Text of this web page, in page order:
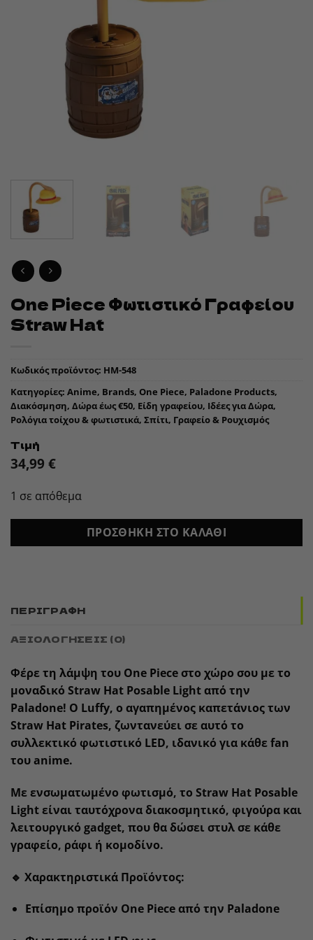
One Piece Φωτιστικό Γραφείου
Straw Hat
Κωδικός προϊόντος: HM-548
Κατηγορίες: Anime, Brands, One Piece, Paladone Products,
Διακόσμηση, Δώρα έως €50, Είδη γραφείου, Ιδέες για Δώρα,
Ρολόγια τοίχου & φωτιστικά, Σπίτι, Γραφείο & Ρουχισμός
Τιμή
34,99 €
1 σε απόθεμα
ΠΡΟΣΘΉΚΗ ΣΤΟ ΚΑΛΆΘΙ
ΠΕΡΙΓΡΑΦΉ
ΑΞΙΟΛΟΓΉΣΕΙΣ (0)
Φέρε τη λάμψη του One Pieceστο χώρο σου με το
μοναδικό Straw Hat Posable Lightαπό την
Paladone! Ο Luffy, ο αγαπημένος καπετάνιος των
Straw Hat Pirates, ζωντανεύει σε αυτό το
συλλεκτικό φωτιστικό LED, ιδανικό για κάθε fan
του anime.
Με ενσωματωμένο φωτισμό, το Straw Hat Posable
Lightείναι ταυτόχροναδιακοσμητικό, φιγούρα και
λειτουργικό gadget, που θα δώσει στυλ σε κάθε
γραφείο, ράφι ή κομοδίνο.
🔹 Χαρακτηριστικά Προϊόντος:
Επίσημο προϊόν One Pieceαπό την Paladone